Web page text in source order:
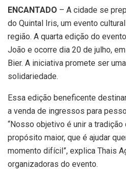
ENCANTADO – A cidade se
do Quintal Iris, um evento
região. A quarta edição do
João e ocorre dia 20 de julho,
Bier. A iniciativa promete ser
solidariedade.
Essa edição beneficente
a venda de ingressos para
“Nosso objetivo é unir a
propósito maior, que é ajudar
momento difícil”, explica Thais
organizadoras do evento.